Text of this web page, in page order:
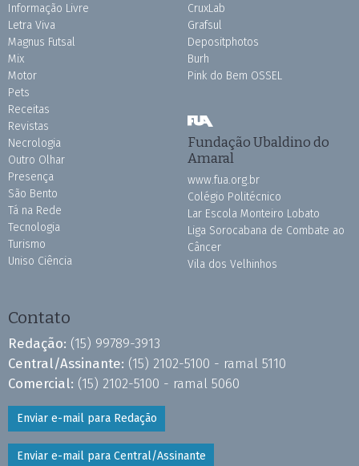
Informação Livre
Letra Viva
Magnus Futsal
Mix
Motor
Pets
Receitas
Revistas
Necrologia
Outro Olhar
Presença
São Bento
Tá na Rede
Tecnologia
Turismo
Uniso Ciência
CruxLab
Grafsul
Depositphotos
Burh
Pink do Bem OSSEL
Fundação Ubaldino do
Amaral
www.fua.org.br
Colégio Politécnico
Lar Escola Monteiro Lobato
Liga Sorocabana de Combate ao
Câncer
Vila dos Velhinhos
Contato
Redação: (15) 99789-3913
Central/Assinante: (15) 2102-5100 - ramal 5110
Comercial: (15) 2102-5100 - ramal 5060
Enviar e-mail para Redação
Enviar e-mail para Central/Assinante